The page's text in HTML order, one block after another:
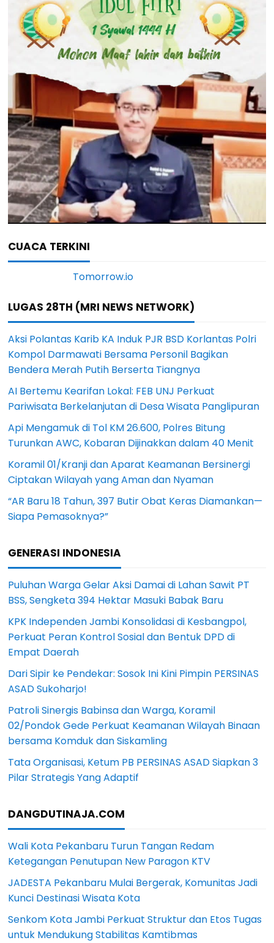
CUACA TERKINI
LUGAS 28TH (MRI NEWS NETWORK)
Aksi Polantas Karib KA Induk PJR BSD Korlantas Polri
Kompol Darmawati Bersama Personil Bagikan
Bendera Merah Putih Berserta Tiangnya
AI Bertemu Kearifan Lokal: FEB UNJ Perkuat
Pariwisata Berkelanjutan di Desa Wisata Panglipuran
Api Mengamuk di Tol KM 26.600, Polres Bitung
Turunkan AWC, Kobaran Dijinakkan dalam 40 Menit
Koramil 01/Kranji dan Aparat Keamanan Bersinergi
Ciptakan Wilayah yang Aman dan Nyaman
“AR Baru 18 Tahun, 397 Butir Obat Keras Diamankan—
Siapa Pemasoknya?”
GENERASI INDONESIA
Puluhan Warga Gelar Aksi Damai di Lahan Sawit PT
BSS, Sengketa 394 Hektar Masuki Babak Baru
KPK Independen Jambi Konsolidasi di Kesbangpol,
Perkuat Peran Kontrol Sosial dan Bentuk DPD di
Empat Daerah
Dari Sipir ke Pendekar: Sosok Ini Kini Pimpin PERSINAS
ASAD Sukoharjo!
Patroli Sinergis Babinsa dan Warga, Koramil
02/Pondok Gede Perkuat Keamanan Wilayah Binaan
bersama Komduk dan Siskamling
Tata Organisasi, Ketum PB PERSINAS ASAD Siapkan 3
Pilar Strategis Yang Adaptif
DANGDUTINAJA.COM
Wali Kota Pekanbaru Turun Tangan Redam
Ketegangan Penutupan New Paragon KTV
JADESTA Pekanbaru Mulai Bergerak, Komunitas Jadi
Kunci Destinasi Wisata Kota
Senkom Kota Jambi Perkuat Struktur dan Etos Tugas
untuk Mendukung Stabilitas Kamtibmas